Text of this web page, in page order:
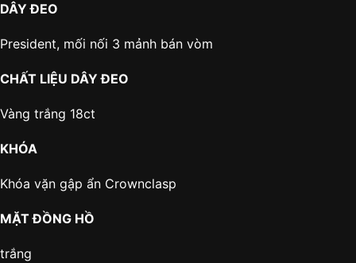
DÂY ĐEO
President, mối nối 3 mảnh bán vòm
CHẤT LIỆU DÂY ĐEO
Vàng trắng 18ct
KHÓA
Khóa vặn gập ẩn Crownclasp
MẶT ĐỒNG HỒ
trắng